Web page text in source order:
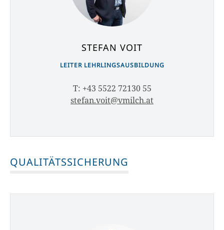
STEFAN VOIT
LEITER LEHRLINGSAUSBILDUNG
T: +43 5522 72130 55
stefan.voit@vmilch.at
QUALITÄTSSICHERUNG